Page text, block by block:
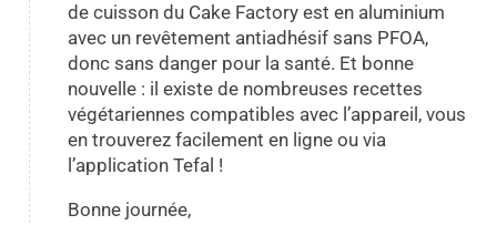
de cuisson du Cake Factory est en aluminium
avec un revêtement antiadhésif sans PFOA,
donc sans danger pour la santé. Et bonne
nouvelle : il existe de nombreuses recettes
végétariennes compatibles avec l’appareil, vous
en trouverez facilement en ligne ou via
l’application Tefal !
Bonne journée,